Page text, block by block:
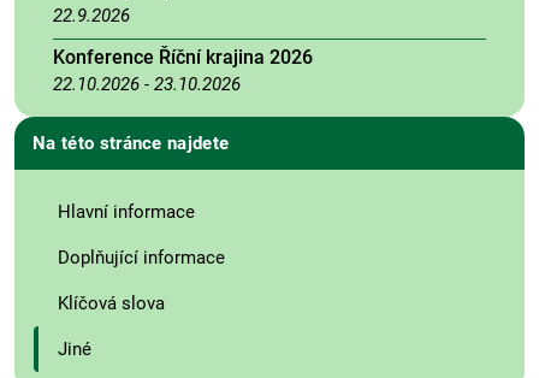
22.9.2026
Konference Říční krajina 2026
22.10.2026 - 23.10.2026
Na této stránce najdete
Hlavní informace
Doplňující informace
Klíčová slova
Jiné